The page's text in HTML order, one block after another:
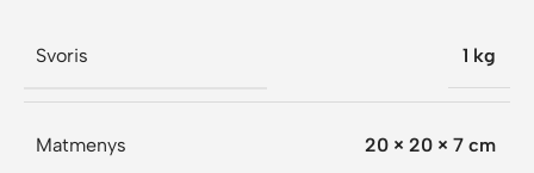
Svoris 1 kg
Matmenys 20 × 20 × 7 cm